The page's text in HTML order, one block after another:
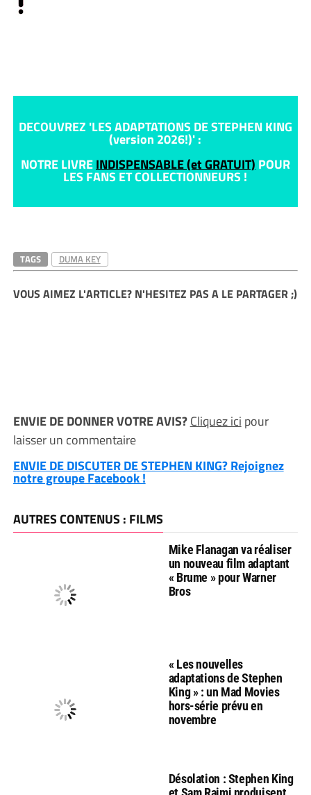
DECOUVREZ 'LES ADAPTATIONS DE STEPHEN KING
(version 2026!)' :
NOTRE LIVREINDISPENSABLE (et GRATUIT) POUR
LES FANS ET COLLECTIONNEURS !
TAGS DUMA KEY
VOUS AIMEZ L'ARTICLE? N'HESITEZ PAS A LE PARTAGER ;)
ENVIE DE DONNER VOTRE AVIS?Cliquez ici pour
laisser un commentaire
ENVIE DE DISCUTER DE STEPHEN KING? Rejoignez
notre groupe Facebook !
AUTRES CONTENUS : FILMS
Mike Flanagan va réaliser
un nouveau film adaptant
« Brume » pour Warner
Bros
« Les nouvelles
adaptations de Stephen
King » : un Mad Movies
hors-série prévu en
novembre
Désolation : Stephen King